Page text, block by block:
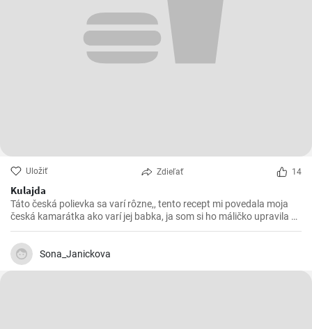
Uložiť Zdieľať 14
Kulajda
Táto česká polievka sa varí rôzne,, tento recept mi povedala moja
česká kamarátka ako varí jej babka, ja som si ho máličko upravila a
chutila nám s manželom. Skúste 😉
Sona_Janickova